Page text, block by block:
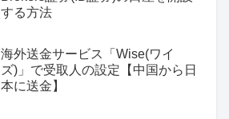
する方法
海外送金サービス「Wise(ワイ
ズ)」で受取人の設定【中国から日
本に送金】